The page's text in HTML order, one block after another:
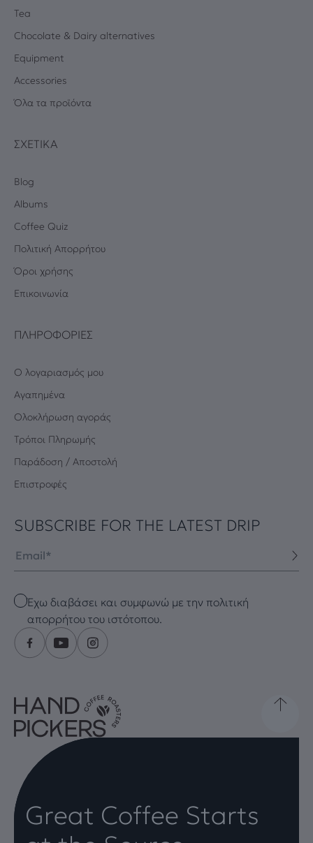
Tea
Chocolate & Dairy alternatives
Equipment
Accessories
Όλα τα προϊόντα
ΣΧΕΤΙΚΆ
Blog
Albums
Coffee Quiz
Πολιτική Απορρήτου
Όροι χρήσης
Επικοινωνία
ΠΛΗΡΟΦΟΡΊΕΣ
Ο λογαριασμός μου
Αγαπημένα
Oλοκλήρωση αγοράς
Τρόποι Πληρωμής
Παράδοση / Αποστολή
Επιστροφές
SUBSCRIBE FOR THE LATEST DRIP
Checkbox
Έχω διαβάσει και συμφωνώ με την πολιτική
απορρήτου του ιστότοπου.
Great Coffee Starts